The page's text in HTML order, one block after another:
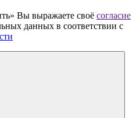
Вы выражаете своё согласие
данных в соответствии с